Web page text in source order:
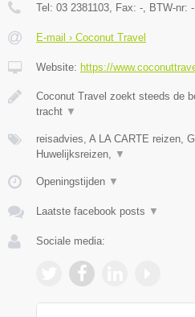
Tel: 03 2381103 , Fax: - , BTW-nr: -
E-mail › Coconut Travel
Website: https://
Coconut Travel zoekt steeds de
tracht ▼
reisadvies, A LA CARTE reizen,
Huwelijksreizen,
▼
Openingstijden ▼
Laatste facebook posts ▼
Sociale media: